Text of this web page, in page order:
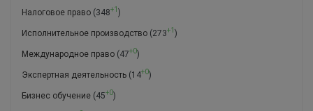
Налоговое право (348+1 )
Исполнительное производство (273+1 )
Международное право (47+0)
Экспертная деятельность (14+0)
Бизнес обучение (45+0)